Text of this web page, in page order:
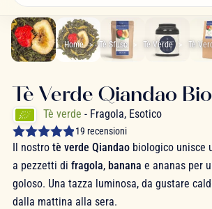
Home Tè Sfuso Tè Verde Tè
Tè Verde Qiandao Bio
Tè verde - Fragola, Esotico
19 recensioni
Il nostro tè verde Qiandaobiologico unisce
a pezzetti di fragola, banana e ananas per
goloso. Una tazza luminosa, da gustare
dalla mattina alla sera.